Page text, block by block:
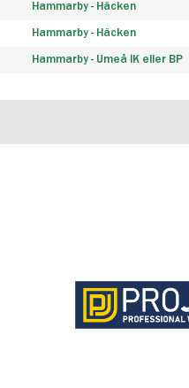
Hammarby - Häcken
Hammarby - Häcken
Hammarby - Umeå IK eller BP